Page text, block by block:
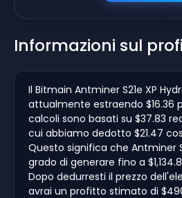
Informazioni sul
Il Bitmain Antminer S21e XP
attualmente estraendo $16.36
calcoli sono basati su $37.83
cui abbiamo dedotto $21.47
Questo significa che Antminer
grado di generare fino a
Dopo dedurresti il prezzo
avrai un profitto stimato di